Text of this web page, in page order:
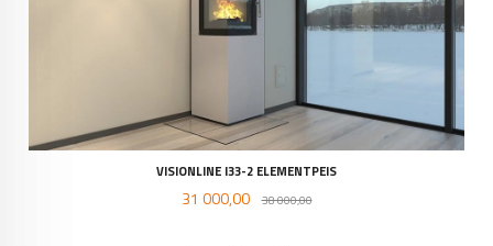
VISIONLINE I33-2 ELEMENTPEIS
Tilbud
31 000,00 38 000,00Rabatt